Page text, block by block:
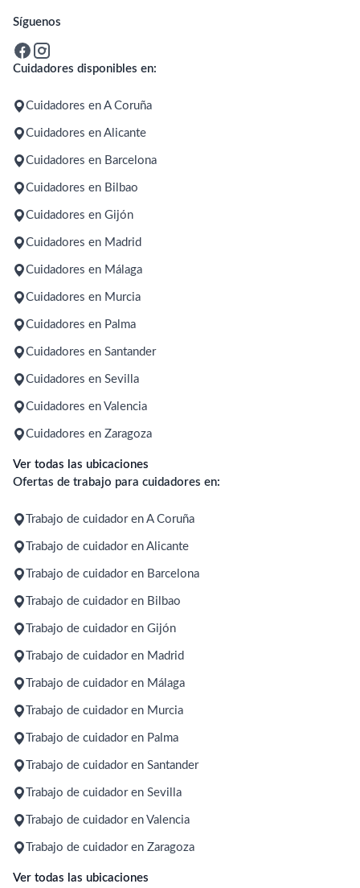
Síguenos
Cuidadores disponibles en:
Cuidadores en A Coruña
Cuidadores en Alicante
Cuidadores en Barcelona
Cuidadores en Bilbao
Cuidadores en Gijón
Cuidadores en Madrid
Cuidadores en Málaga
Cuidadores en Murcia
Cuidadores en Palma
Cuidadores en Santander
Cuidadores en Sevilla
Cuidadores en Valencia
Cuidadores en Zaragoza
Ver todas las ubicaciones
Ofertas de trabajo para cuidadores en:
Trabajo de cuidador en A Coruña
Trabajo de cuidador en Alicante
Trabajo de cuidador en Barcelona
Trabajo de cuidador en Bilbao
Trabajo de cuidador en Gijón
Trabajo de cuidador en Madrid
Trabajo de cuidador en Málaga
Trabajo de cuidador en Murcia
Trabajo de cuidador en Palma
Trabajo de cuidador en Santander
Trabajo de cuidador en Sevilla
Trabajo de cuidador en Valencia
Trabajo de cuidador en Zaragoza
Ver todas las ubicaciones